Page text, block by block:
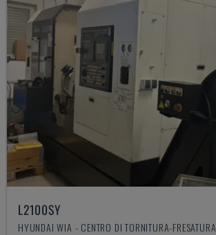
L2100SY
HYUNDAI WIA - CENTRO DI TORNITURA-FRESATURA